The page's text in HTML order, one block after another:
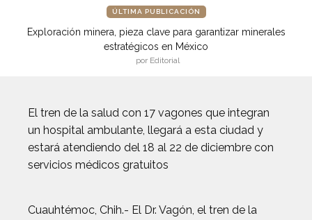
ÚLTIMA PUBLICACIÓN
Exploración minera, pieza clave para garantizar minerales
estratégicos en México
por Editorial
El tren de la salud con 17 vagones que integran
un hospital ambulante, llegará a esta ciudad y
estará atendiendo del 18 al 22 de diciembre con
servicios médicos gratuitos
Cuauhtémoc, Chih.- El Dr. Vagón, el tren de la